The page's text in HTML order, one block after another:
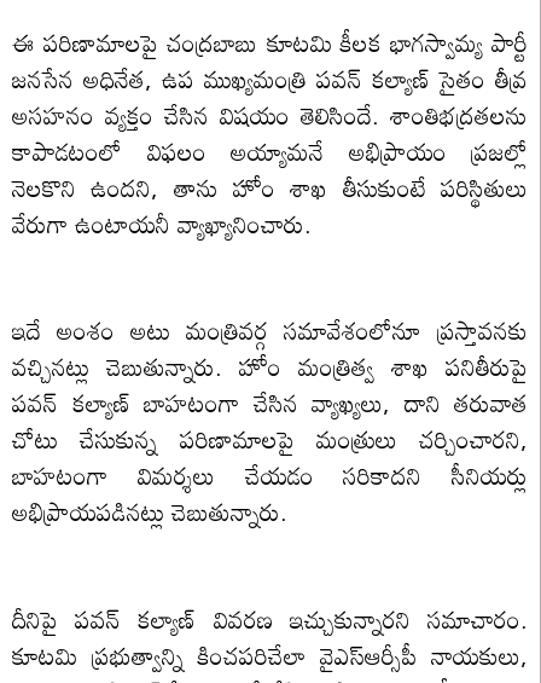
ఈ పరిణామాలపై చంద్రబాబు కూటమి కీలక భాగస్వామ్య పార్టీ
జనసేన అధినేత, ఉప ముఖ్యమంత్రి పవన్ కల్యాణ్ సైతం తీవ్ర
అసహనం వ్యక్తం చేసిన విషయం తెలిసిందే. శాంతిభద్రతలను
కాపాడటంలో విఫలం అయ్యామనే అభిప్రాయం ప్రజల్లో
నెలకొని ఉందని, తాను హోం శాఖ తీసుకుంటే పరిస్థితులు
వేరుగా ఉంటాయనీ వ్యాఖ్యానించారు.
ఇదే అంశం అటు మంత్రివర్గ సమావేశంలోనూ ప్రస్తావనకు
వచ్చినట్లు చెబుతున్నారు. హోం మంత్రిత్వ శాఖ పనితీరుపై
పవన్ కల్యాణ్ బాహటంగా చేసిన వ్యాఖ్యలు, దాని తరువాత
చోటు చేసుకున్న పరిణామాలపై మంత్రులు చర్చించారని,
బాహటంగా విమర్శలు చేయడం సరికాదని సీనియర్లు
అభిప్రాయపడినట్లు చెబుతున్నారు.
దీనిపై పవన్ కల్యాణ్ వివరణ ఇచ్చుకున్నారని సమాచారం.
కూటమి ప్రభుత్వాన్ని కించపరిచేలా వైఎస్ఆర్సీపీ నాయకులు,